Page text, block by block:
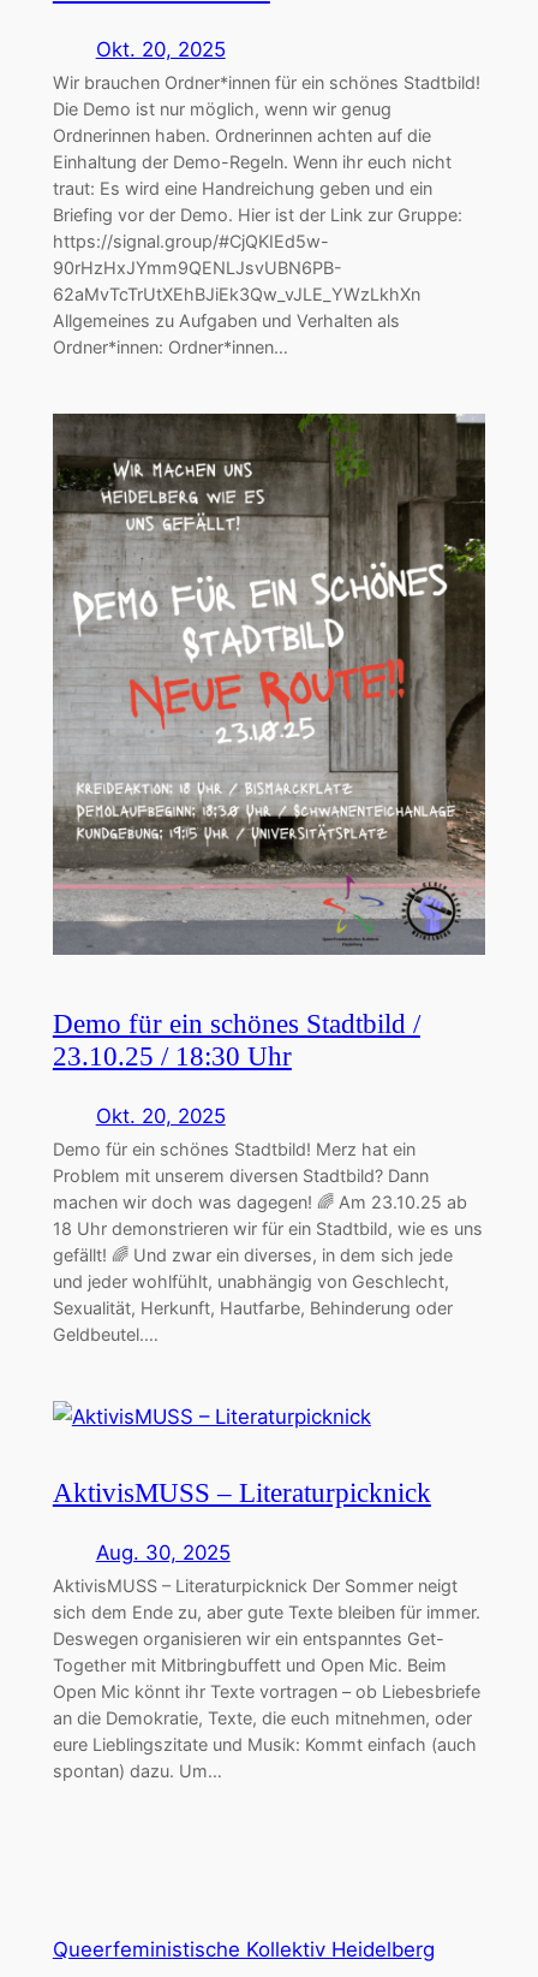
Okt. 20, 2025
Wir brauchen Ordner*innen für ein schönes Stadtbild!
Die Demo ist nur möglich, wenn wir genug
Ordnerinnen haben. Ordnerinnen achten auf die
Einhaltung der Demo-Regeln. Wenn ihr euch nicht
traut: Es wird eine Handreichung geben und ein
Briefing vor der Demo. Hier ist der Link zur Gruppe:
https://signal.group/#CjQKIEd5w-
90rHzHxJYmm9QENLJsvUBN6PB-
62aMvTcTrUtXEhBJiEk3Qw_vJLE_YWzLkhXn
Allgemeines zu Aufgaben und Verhalten als
Ordner*innen: Ordner*innen…
Demo für ein schönes Stadtbild /
23.10.25 / 18:30 Uhr
Okt. 20, 2025
Demo für ein schönes Stadtbild! Merz hat ein
Problem mit unserem diversen Stadtbild? Dann
machen wir doch was dagegen! 🌈 Am 23.10.25 ab
18 Uhr demonstrieren wir für ein Stadtbild, wie es uns
gefällt! 🌈 Und zwar ein diverses, in dem sich jede
und jeder wohlfühlt, unabhängig von Geschlecht,
Sexualität, Herkunft, Hautfarbe, Behinderung oder
Geldbeutel.…
AktivisMUSS – Literaturpicknick
Aug. 30, 2025
AktivisMUSS – Literaturpicknick Der Sommer neigt
sich dem Ende zu, aber gute Texte bleiben für immer.
Deswegen organisieren wir ein entspanntes Get-
Together mit Mitbringbuffett und Open Mic. Beim
Open Mic könnt ihr Texte vortragen – ob Liebesbriefe
an die Demokratie, Texte, die euch mitnehmen, oder
eure Lieblingszitate und Musik: Kommt einfach (auch
spontan) dazu. Um…
Queerfeministische Kollektiv Heidelberg